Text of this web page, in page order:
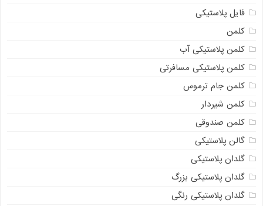
فایل پلاستیکی
کلمن
کلمن پلاستیکی آب
کلمن پلاستیکی مسافرتی
کلمن جام ترموس
کلمن شیردار
کلمن صندوقی
گالن پلاستیکی
گلدان پلاستیکی
گلدان پلاستیکی بزرگ
گلدان پلاستیکی رنگی